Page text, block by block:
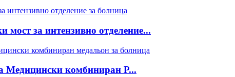
мост за интензивно отделение...
Медицински комбиниран P...